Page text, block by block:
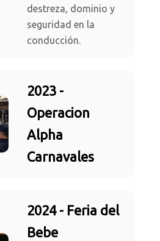
destreza, dominio y
seguridad en la
conducción.
2023 -
Operacion
Alpha
Carnavales
2024 - Feria del
Bebe